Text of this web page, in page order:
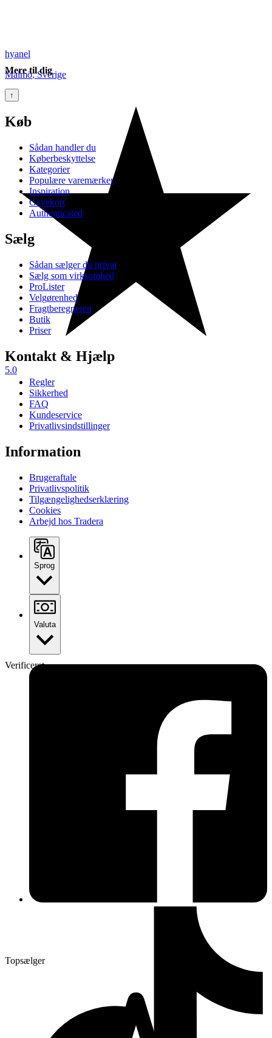
hyanel
Malmö,Sverige
5.0
Verificeret
Topsælger
Mere til dig
↑
Køb
Sådan handler du
Køberbeskyttelse
Kategorier
Populære varemærker
Inspiration
Gavekort
Authenticated
Sælg
Sådan sælger du privat
Sælg som virksomhed
ProLister
Velgørenhed
Fragtberegneren
Butik
Priser
Kontakt & Hjælp
Regler
Sikkerhed
FAQ
Kundeservice
Privatlivsindstillinger
Information
Brugeraftale
Privatlivspolitik
Tilgængelighedserklæring
Cookies
Arbejd hos Tradera
Sprog
Valuta